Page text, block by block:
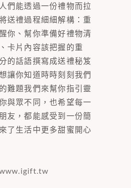
們能透過一份禮物而拉
送禮過程細細解構：重
你、幫你準備好禮物清
卡片內容該把握的重
的話語撰寫成送禮秘笈
讓你知道時時刻刻我們
難題我們來幫你指引靈
與眾不同，也希望每一
友，都能感受到一份簡
了生活中更多甜蜜開心